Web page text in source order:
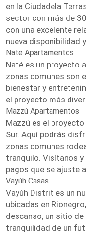
en la Ciudadela
sector con más de
con una excelente
nueva disponibilidad
Naté Apartamentos
Naté es un proyecto
zonas comunes son
bienestar y
el proyecto más
Mazzú Apartamentos
Mazzú es el
Sur. Aquí podrás
zonas comunes
tranquilo. Visítanos
pagos que se ajuste
Vayúh Casas
Vayúh Distrit es un
ubicadas en
descanso, un sitio de
tranquilidad de un